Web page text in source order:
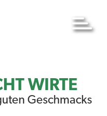
WIRTE
Geschmacks